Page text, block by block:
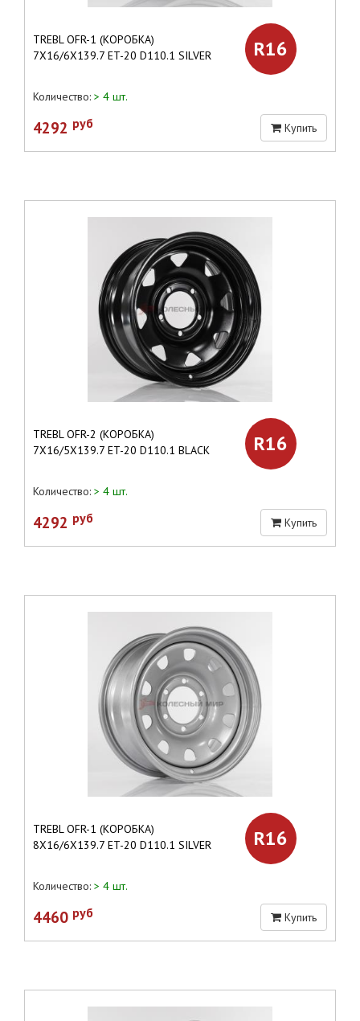
TREBL OFR-1 (КОРОБКА)
7X16/6X139.7 ET-20 D110.1 SILVER
R16
Количество: > 4 шт.
4292 руб Купить
TREBL OFR-2 (КОРОБКА)
7X16/5X139.7 ET-20 D110.1 BLACK
R16
Количество: > 4 шт.
4292 руб Купить
TREBL OFR-1 (КОРОБКА)
8X16/6X139.7 ET-20 D110.1 SILVER
R16
Количество: > 4 шт.
4460 руб Купить